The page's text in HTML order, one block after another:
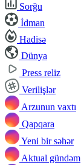
Sorğu
İdman
Hadisə
Dünya
Press reliz
Verilişlər
Arzunun vaxtı
Qapqara
Yeni bir səhər
Aktual gündəm